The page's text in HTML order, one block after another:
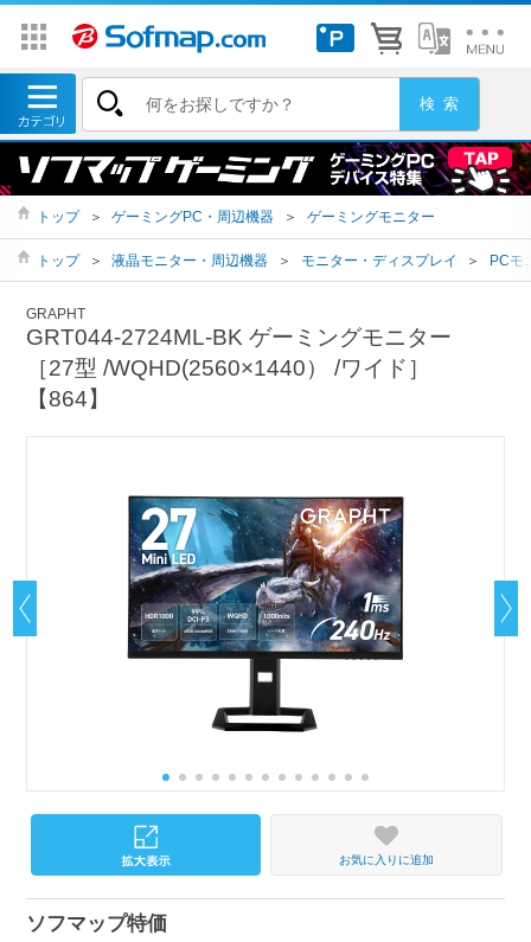
トップ ＞ ゲーミングPC・周辺機器 ＞ ゲーミングモニター
トップ ＞ 液晶モニター・周辺機器 ＞ モニター・ディスプレイ ＞ PCモ
GRAPHT
GRT044-2724ML-BK ゲーミングモニター
［27型 /WQHD(2560×1440） /ワイド］
【864】
お気に入りに追加
ソフマップ特価